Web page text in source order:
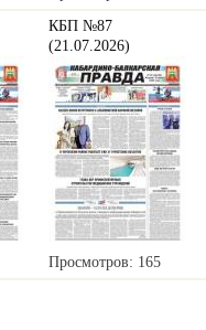
КБП №87
(21.07.2026)
Просмотров: 165